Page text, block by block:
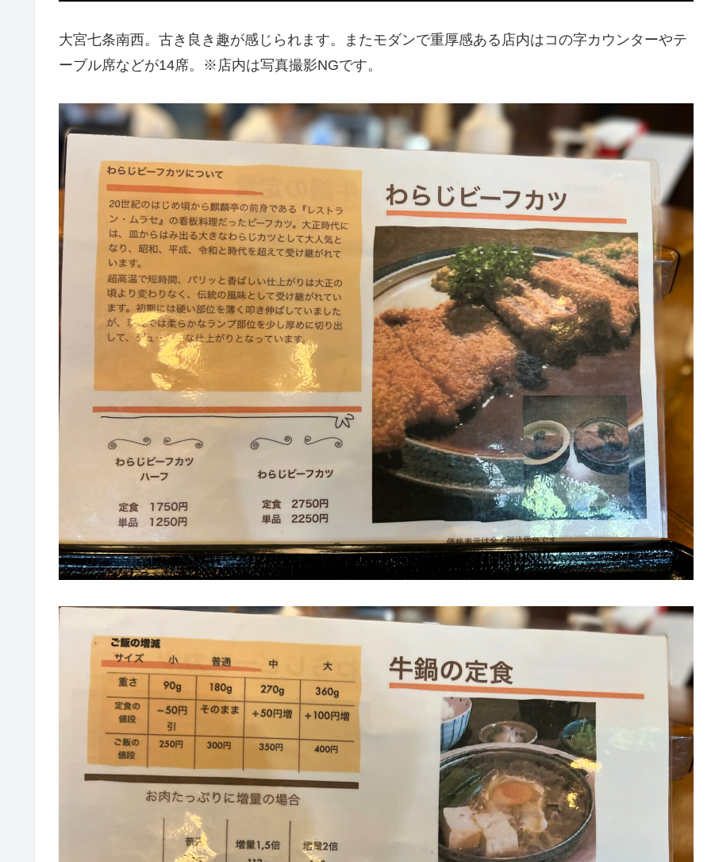
大宮七条南西。古き良き趣が感じられます。またモダンで重厚感ある店内はコの字カウンターやテ
ーブル席などが14席。※店内は写真撮影NGです。